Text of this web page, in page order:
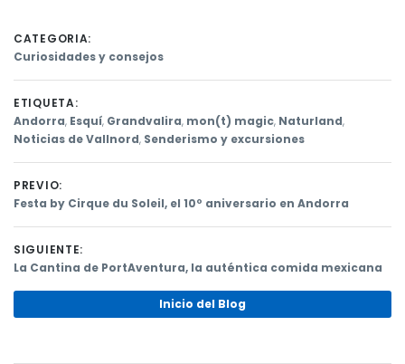
CATEGORIA:
Curiosidades y consejos
ETIQUETA:
Andorra, Esquí, Grandvalira, mon(t) magic, Naturland,
Noticias de Vallnord, Senderismo y excursiones
Navegación
de
entradas
PREVIO:
Previous
Festa by Cirque du Soleil, el 10º aniversario en Andorra
SIGUIENTE:
Next
La Cantina de PortAventura, la auténtica comida mexicana
Inicio del Blog